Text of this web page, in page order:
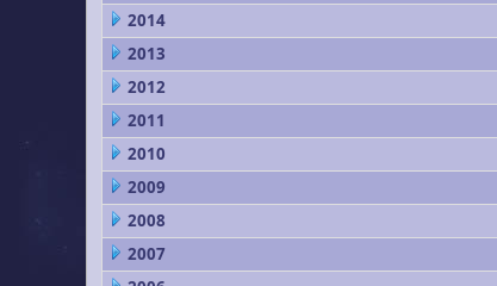
2014
2013
2012
2011
2010
2009
2008
2007